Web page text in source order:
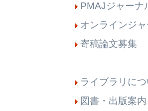
PMAJジャーナ
オンラインジ
寄稿論文募集
ライブラリに
図書・出版案内